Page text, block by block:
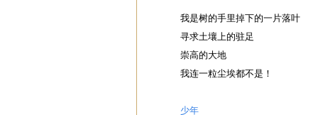
我是树的手里掉下的一片落叶
寻求土壤上的驻足
崇高的大地
我连一粒尘埃都不是！
少年